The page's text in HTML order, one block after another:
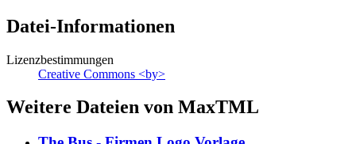
Datei-Informationen
Lizenzbestimmungen
Creative Commons <by>
Weitere Dateien von MaxTML